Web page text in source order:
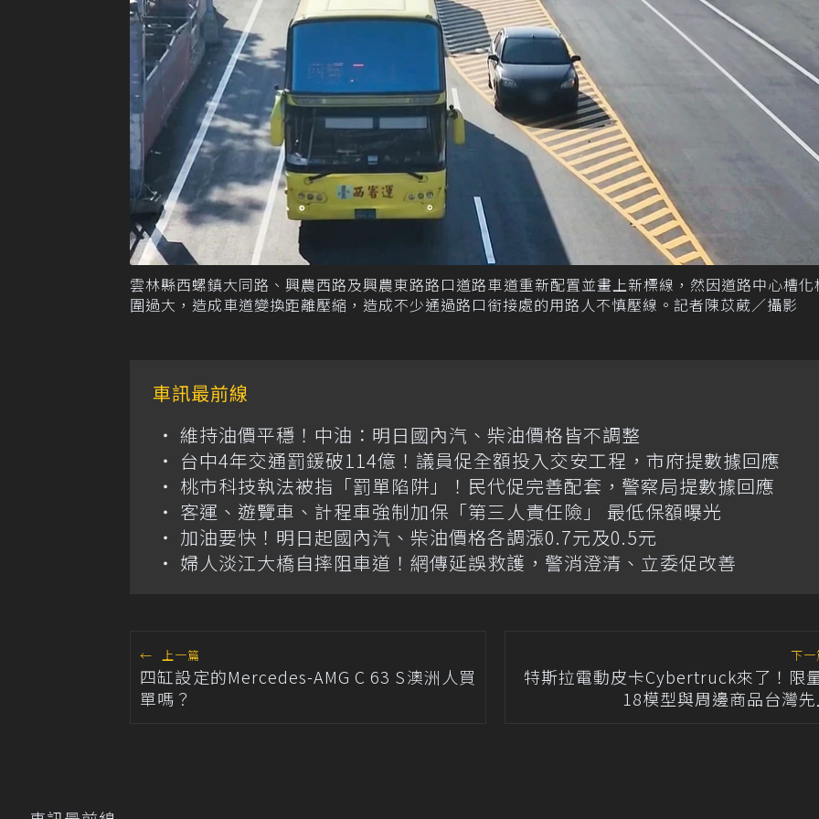
雲林縣西螺鎮大同路、興農西路及興農東路路口道路車道重新配置並畫上新標線，然因道路中心槽
圍過大，造成車道變換距離壓縮，造成不少通過路口銜接處的用路人不慎壓線。記者陳苡葳／攝影
車訊最前線
維持油價平穩！中油：明日國內汽、柴油價格皆不調整
台中4年交通罰鍰破114億！議員促全額投入交安工程，市府提數據回應
桃市科技執法被指「罰單陷阱」！民代促完善配套，警察局提數據回應
客運、遊覽車、計程車強制加保「第三人責任險」 最低保額曝光
加油要快！明日起國內汽、柴油價格各調漲0.7元及0.5元
婦人淡江大橋自摔阻車道！網傳延誤救護，警消澄清、立委促改善
← 上一篇
四缸設定的Mercedes-AMG C 63 S澳洲人買
單嗎？
下
特斯拉電動皮卡Cybertruck來了！限
18模型與周邊商品台灣